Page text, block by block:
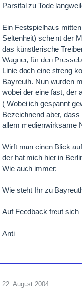
Parsifal zu Tode
Ein Festspielhaus
Seltenheit) scheint der
das künstlerische
Wagner, für den
Linie doch eine streng
Bayreuth. Nun wurden
wobei der eine fast, der
( Wobei ich gespannt
Bezeichnend aber,
allem medienwirksame
Wirft man einen Blick
der hat mich hier in
Wie auch immer:
Wie steht Ihr zu
Auf Feedback freut sich
Anti
22. August 2004